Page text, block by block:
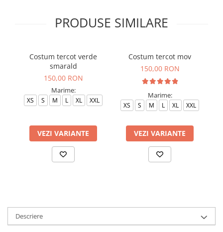
PRODUSE SIMILARE
Costum tercot verde
smarald
150,00 RON
Marime:
XS S M L XL XXL
VEZI VARIANTE
Costum tercot mov
150,00 RON
Marime:
XS S M L XL XXL
VEZI VARIANTE
Descriere